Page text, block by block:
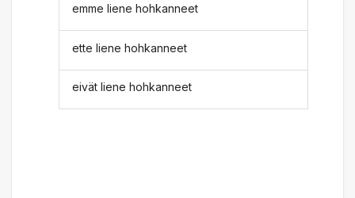
emme liene hohkanneet
ette liene hohkanneet
eivät liene hohkanneet